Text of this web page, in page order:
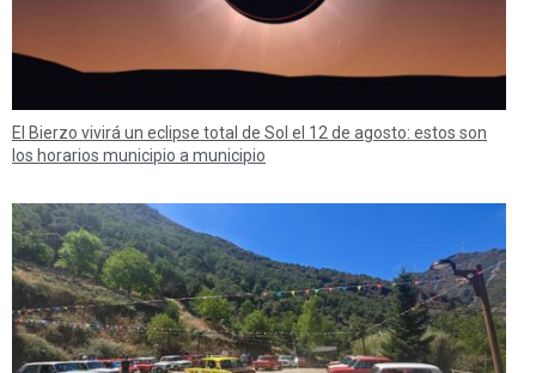
El Bierzo vivirá un eclipse total de Sol el 12 de agosto: estos son
los horarios municipio a municipio